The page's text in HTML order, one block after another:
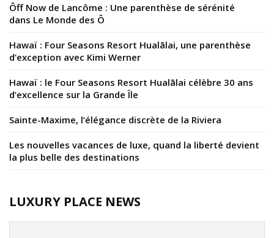
Ôff Now de Lancôme : Une parenthèse de sérénité
dans Le Monde des Ô
Hawaï : Four Seasons Resort Hualālai, une parenthèse
d’exception avec Kimi Werner
Hawaï : le Four Seasons Resort Hualālai célèbre 30 ans
d’excellence sur la Grande Île
Sainte-Maxime, l’élégance discrète de la Riviera
Les nouvelles vacances de luxe, quand la liberté devient
la plus belle des destinations
LUXURY PLACE NEWS